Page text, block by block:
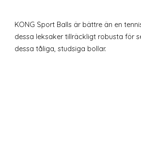
KONG Sport Balls är bättre än en
dessa leksaker tillräckligt robusta för
dessa tåliga, studsiga bollar.